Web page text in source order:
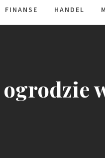
FINANSE HANDEL